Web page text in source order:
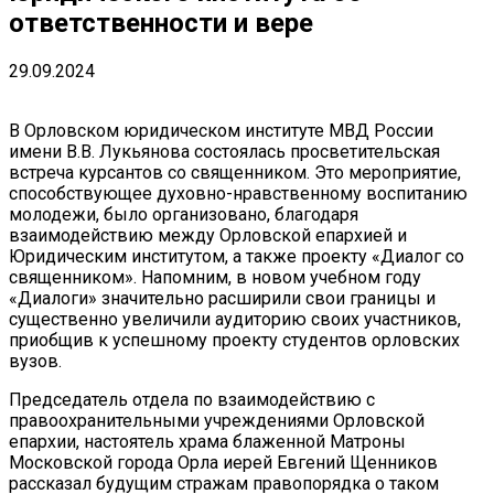
ответственности и вере
29.09.2024
В Орловском юридическом институте МВД России
имени В.В. Лукьянова состоялась просветительская
встреча курсантов со священником. Это мероприятие,
способствующее духовно-нравственному воспитанию
молодежи, было организовано, благодаря
взаимодействию между Орловской епархией и
Юридическим институтом, а также проекту «Диалог со
священником». Напомним, в новом учебном году
«Диалоги» значительно расширили свои границы и
существенно увеличили аудиторию своих участников,
приобщив к успешному проекту студентов орловских
вузов.
Председатель отдела по взаимодействию с
правоохранительными учреждениями Орловской
епархии, настоятель храма блаженной Матроны
Московской города Орла иерей Евгений Щенников
рассказал будущим стражам правопорядка о таком